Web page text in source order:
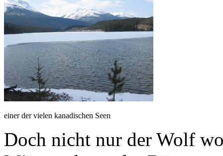
einer der vielen kanadischen Seen
Doch nicht nur der Wolf